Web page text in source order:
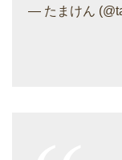
— たまけん